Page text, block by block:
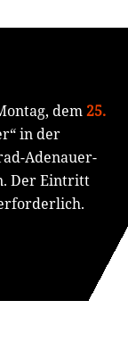
dem25.
in der
Adenauer-
Der Eintritt